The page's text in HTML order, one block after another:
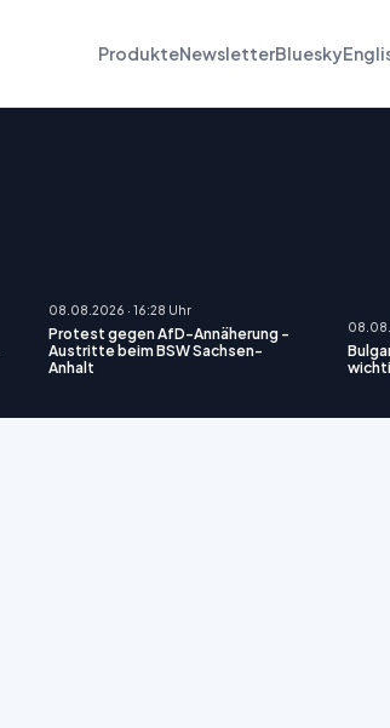
ProdukteNewsletterBluesky
08.08.2026 · 16:28 Uhr
Protest gegen AfD-Annäherung -
Austritte beim BSW Sachsen-
Anhalt